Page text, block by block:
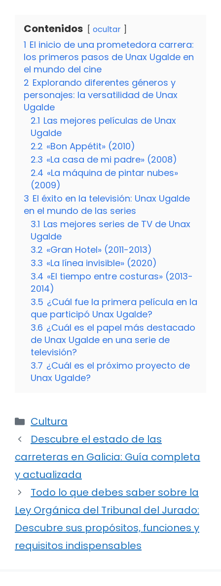
Contenidos ocultar
1 El inicio de una prometedora carrera:
los primeros pasos de Unax Ugalde en
el mundo del cine
2 Explorando diferentes géneros y
personajes: la versatilidad de Unax
Ugalde
2.1 Las mejores películas de Unax
Ugalde
2.2 «Bon Appétit» (2010)
2.3 «La casa de mi padre» (2008)
2.4 «La máquina de pintar nubes»
(2009)
3 El éxito en la televisión: Unax Ugalde
en el mundo de las series
3.1 Las mejores series de TV de Unax
Ugalde
3.2 «Gran Hotel» (2011-2013)
3.3 «La línea invisible» (2020)
3.4 «El tiempo entre costuras» (2013-
2014)
3.5 ¿Cuál fue la primera película en la
que participó Unax Ugalde?
3.6 ¿Cuál es el papel más destacado
de Unax Ugalde en una serie de
televisión?
3.7 ¿Cuál es el próximo proyecto de
Unax Ugalde?
Categorías
Cultura
Descubre el estado de las
carreteras en Galicia: Guía completa
y actualizada
Todo lo que debes saber sobre la
Ley Orgánica del Tribunal del Jurado:
Descubre sus propósitos, funciones y
requisitos indispensables